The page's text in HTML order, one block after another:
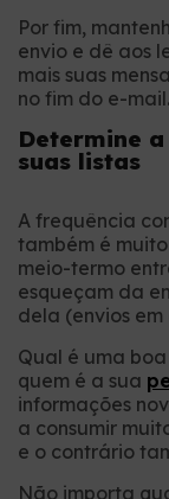
Por fim,
envio e dê aos
mais suas
no fim do e-mail.
Determine
suas listas
A frequência
também é
meio-termo
esqueçam da
dela (envios em
Qual é uma
quem é a sua
informações
a consumir
e o contrário
Não importa